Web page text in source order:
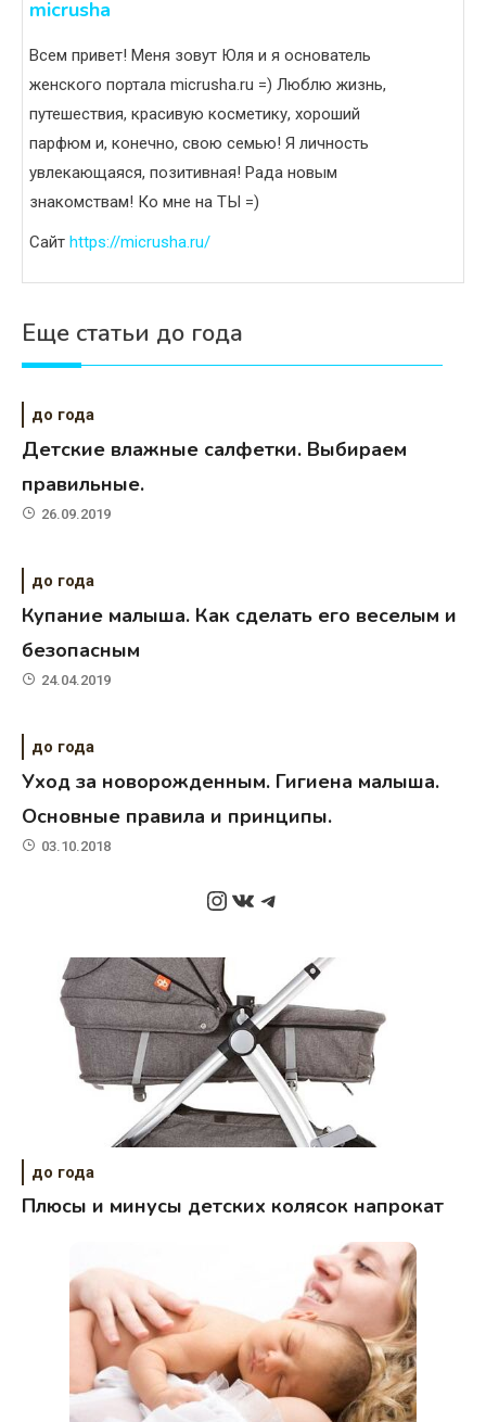
micrusha
Всем привет! Меня зовут Юля и я основатель
женского портала micrusha.ru =) Люблю жизнь,
путешествия, красивую косметику, хороший
парфюм и, конечно, свою семью! Я личность
увлекающаяся, позитивная! Рада новым
знакомствам! Ко мне на ТЫ =)
Сайт https://micrusha.ru/
Еще статьи до года
до года
Детские влажные салфетки. Выбираем
правильные.
26.09.2019
до года
Купание малыша. Как сделать его веселым и
безопасным
24.04.2019
до года
Уход за новорожденным. Гигиена малыша.
Основные правила и принципы.
03.10.2018
Instagram
ВКонтакте
Telegram
до года
Плюсы и минусы детских колясок напрокат